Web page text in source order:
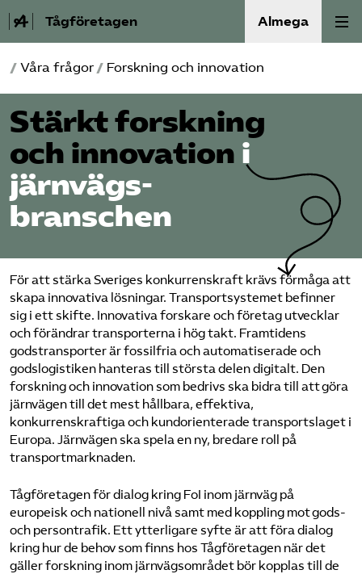
Tågföretagen Almega
Aktuellt
Reformagenda för järnvägen
Våra frågor
Kontakt
Mina sidor (almega.se)
Bli medlem
Logga in på Arbetsgivarguiden
/ Våra frågor / Forskning och innovation
Stärkt forskning
och innovation i
järnvägs­
branschen
För att stärka Sveriges konkurrenskraft krävs förmåga att
skapa innovativa lösningar. Transportsystemet befinner
sig i ett skifte. Innovativa forskare och företag utvecklar
och förändrar transporterna i hög takt. Framtidens
godstransporter är fossilfria och automatiserade och
godslogistiken hanteras till största delen digitalt. Den
forskning och innovation som bedrivs ska bidra till att göra
järnvägen till det mest hållbara, effektiva,
konkurrenskraftiga och kundorienterade transportslaget i
Europa. Järnvägen ska spela en ny, bredare roll på
transportmarknaden.
Tågföretagen för dialog kring FoI inom järnväg på
europeisk och nationell nivå samt med koppling mot gods-
och persontrafik. Ett ytterligare syfte är att föra dialog
kring hur de behov som finns hos Tågföretagen när det
gäller forskning inom järnvägsområdet bör kopplas till de